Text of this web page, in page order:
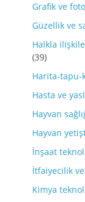
Grafik ve
Güzellik ve
Halkla
(39)
Harita-tapu-
Hasta ve
Hayvan
Hayvan
İnşaat
İtfaiyecilik
Kimya